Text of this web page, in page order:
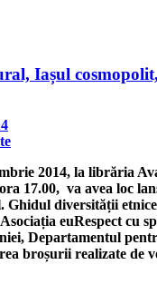
Iașul
2014, la librăria
17.00, va avea loc
Ghidul diversității
euRespect cu
Departamentul
broșurii realizate de